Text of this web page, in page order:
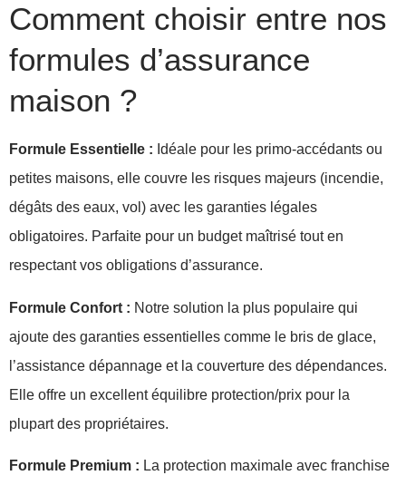
Comment choisir entre nos
formules d’assurance
maison ?
Formule Essentielle : Idéale pour les primo-accédants ou
petites maisons, elle couvre les risques majeurs (incendie,
dégâts des eaux, vol) avec les garanties légales
obligatoires. Parfaite pour un budget maîtrisé tout en
respectant vos obligations d’assurance.
Formule Confort : Notre solution la plus populaire qui
ajoute des garanties essentielles comme le bris de glace,
l’assistance dépannage et la couverture des dépendances.
Elle offre un excellent équilibre protection/prix pour la
plupart des propriétaires.
Formule Premium : La protection maximale avec franchise